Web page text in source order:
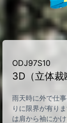
ODJ97S10
3D（立体裁
雨天時に外で仕
りに限界が有り
は肩から袖にか